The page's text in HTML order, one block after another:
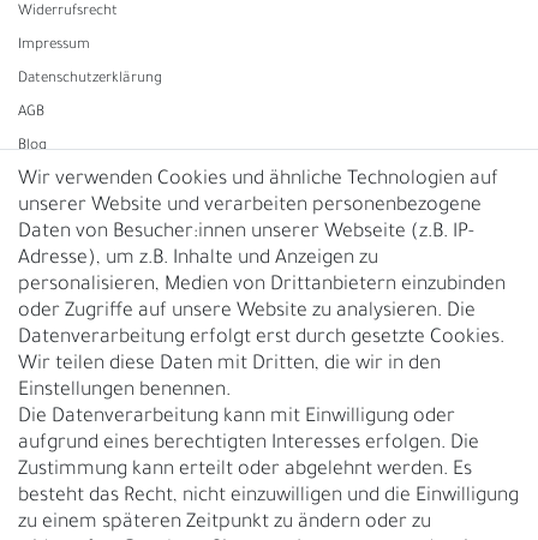
Widerrufs­recht
Impressum
Daten­schutz­erklärung
AGB
Blog
Vertrag widerrufen
UNTERNEHMEN
Nachhaltigkeit
Kontakt
Über uns
Rückgabe
Gürtelgröße messen
Garantie
GESCHÄFTSKUNDEN & HÄNDLER
Wir verwenden Cookies und ähnliche Technologien auf
unserer Website und verarbeiten personenbezogene
Daten von Besucher:innen unserer Webseite (z.B. IP-
Adresse), um z.B. Inhalte und Anzeigen zu
personalisieren, Medien von Drittanbietern einzubinden
oder Zugriffe auf unsere Website zu analysieren. Die
Datenverarbeitung erfolgt erst durch gesetzte Cookies.
Wir teilen diese Daten mit Dritten, die wir in den
Einstellungen benennen.
Die Datenverarbeitung kann mit Einwilligung oder
aufgrund eines berechtigten Interesses erfolgen. Die
Zustimmung kann erteilt oder abgelehnt werden. Es
besteht das Recht, nicht einzuwilligen und die Einwilligung
zu einem späteren Zeitpunkt zu ändern oder zu